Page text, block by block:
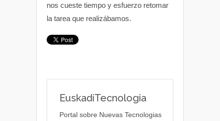
nos cueste tiempo y esfuerzo retomar
la tarea que realizábamos.
EuskadiTecnologia
Portal sobre Nuevas Tecnologias